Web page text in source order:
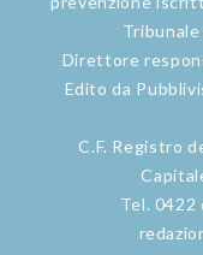
Direttore
Edito da
C.F. Registro
Tel. 0422